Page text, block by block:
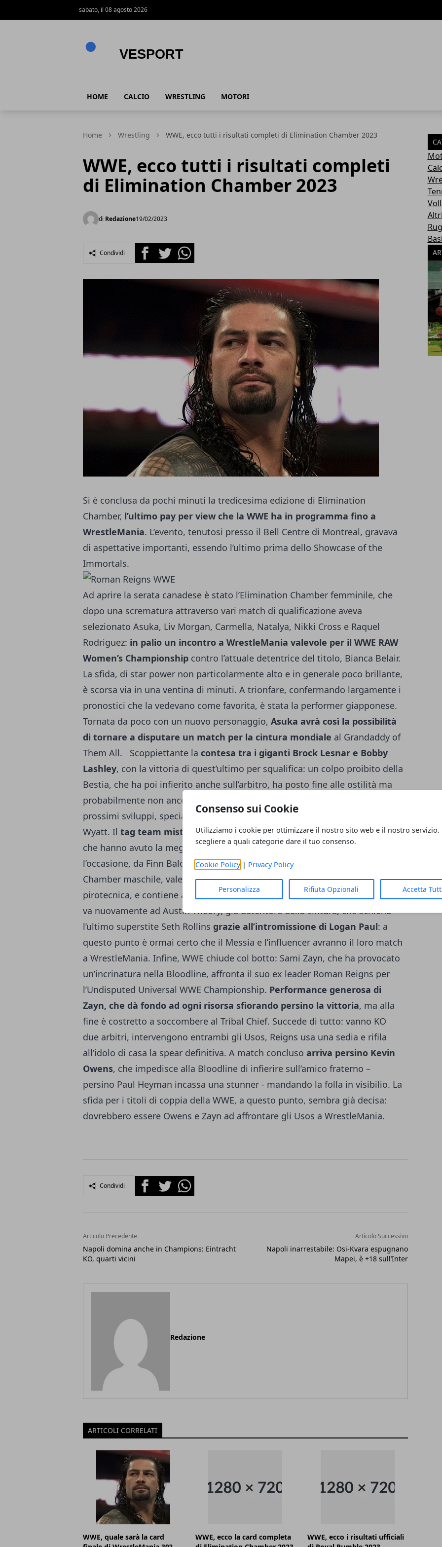
Consenso sui Cookie
Utilizziamo i cookie per ottimizzare il nostro sito web e il nostro servizio.
scegliere a quali categorie dare il tuo consenso.
Cookie Policy| Privacy Policy
Personalizza Rifiuta Opzionali Accetta
sabato, il 08 agosto 2026
HOME CALCIO WRESTLING MOTORI
Home Wrestling WWE, ecco tutti i risultati completi di Elimination Chamber 2023
WWE, ecco tutti i risultati completi
di Elimination Chamber 2023
di Redazione19/02/2023
Condividi FacebookTwitterWhatsapp
Si è conclusa da pochi minuti la tredicesima edizione di Elimination
Chamber, l’ultimo pay per view che la WWE ha in programma fino a
WrestleMania. L’evento, tenutosi presso il Bell Centre di Montreal, gravava
di aspettative importanti, essendo l’ultimo prima dello Showcase of the
Immortals.
Ad aprire la serata canadese è stato l’Elimination Chamber femminile, che
dopo una scrematura attraverso vari match di qualificazione aveva
selezionato Asuka, Liv Morgan, Carmella, Natalya, Nikki Cross e Raquel
Rodriguez: in palio un incontro a WrestleMania valevole per il WWE RAW
Women’s Championship contro l’attuale detentrice del titolo, Bianca Belair.
La sfida, di star power non particolarmente alto e in generale poco brillante,
è scorsa via in una ventina di minuti. A trionfare, confermando largamente i
pronostici che la vedevano come favorita, è stata la performer giapponese.
Tornata da poco con un nuovo personaggio, Asuka avrà così la possibilità
di tornare a disputare un match per la cintura mondiale al Grandaddy of
Them All. Scoppiettante la contesa tra i giganti Brock Lesnar e Bobby
Lashley, con la vittoria di quest’ultimo per squalifica: un colpo proibito della
Bestia, che ha poi infierito anche sull’arbitro, ha posto fine alle ostilità ma
probabilmente non ancora alla faida. Da capire, adesso, quali saranno i
prossimi sviluppi, specialmente in virtù dell’annunciato inserimento di Bray
Wyatt. Il tag team misto è stato vinto da Edge e la moglie Beth Phoenix,
che hanno avuto la meglio sullo Judgment Day rappresentato, per
l’occasione, da Finn Balor e Rhea Ripley. È poi stata la volta dell’Elimination
Chamber maschile, valevole per il titolo degli Stati Uniti. La disputa è
pirotecnica, e contiene alcuni fra gli spot più memorabili dello show. L’alloro
va nuovamente ad Austin Theory, già detentore della cintura, che schiena
l’ultimo superstite Seth Rollins grazie all’intromissione di Logan Paul: a
questo punto è ormai certo che il Messia e l’influencer avranno il loro match
a WrestleMania. Infine, WWE chiude col botto: Sami Zayn, che ha provocato
un’incrinatura nella Bloodline, affronta il suo ex leader Roman Reigns per
l’Undisputed Universal WWE Championship. Performance generosa di
Zayn, che dà fondo ad ogni risorsa sfiorando persino la vittoria, ma alla
fine è costretto a soccombere al Tribal Chief. Succede di tutto: vanno KO
due arbitri, intervengono entrambi gli Usos, Reigns usa una sedia e rifila
all’idolo di casa la spear definitiva. A match concluso arriva persino Kevin
Owens, che impedisce alla Bloodline di infierire sull’amico fraterno –
persino Paul Heyman incassa una stunner - mandando la folla in visibilio. La
sfida per i titoli di coppia della WWE, a questo punto, sembra già decisa:
dovrebbero essere Owens e Zayn ad affrontare gli Usos a WrestleMania.
Condividi FacebookTwitterWhatsapp
Articolo Precedente
Napoli domina anche in Champions: Eintracht
KO, quarti vicini
Articolo Successivo
Napoli inarrestabile: Osi-Kvara espugnano
Mapei, è +18 sull’Inter
Redazione
ARTICOLI CORRELATI
WWE, quale sarà la card
WWE, ecco la card completa
WWE, ecco i risultati ufficiali